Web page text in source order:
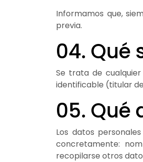
Informamos que,
previa.
04. Qué
Se trata de
identificable (titular
05. Qué
Los datos
concretamente:
recopilarse otros